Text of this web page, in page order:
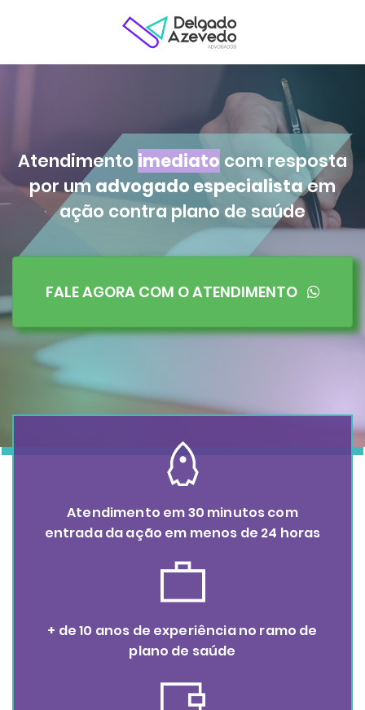
Atendimento imediato com resposta
por um advogado especialistaem
ação contra plano de saúde
FALE AGORA COM O ATENDIMENTO
Atendimento em 30 minutos com
entrada da ação em menos de 24 horas
+ de 10 anos de experiência no ramo de
plano de saúde